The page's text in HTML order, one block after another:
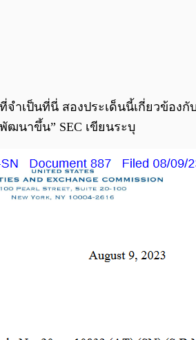
จำเป็นที่นี่ สองประเด็นนี้เกี่ยวข้
นาขึ้น” SEC เขียนระบุ